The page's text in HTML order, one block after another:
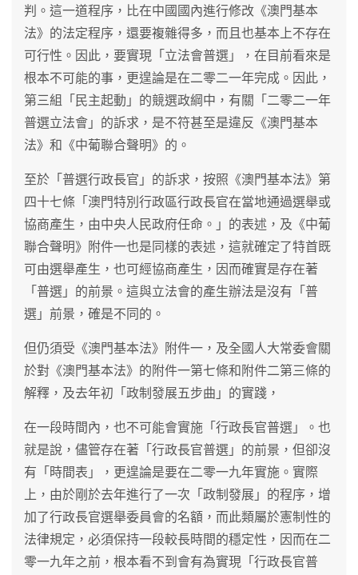
判。這一道程序，比在中國國內進行修改《澳門基本
法》的法定程序，還要複雜得多，而且也基本上不存在
可行性。因此，要實現「立法會普選」，在目前看來是
根本不可能的事，更遑論是在二零二一年完成。因此，
第三組「民主起動」的競選政綱中，有關「二零二一年
普選立法會」的訴求，是不符甚至是違反《澳門基本
法》和《中葡聯合聲明》的。
至於「普選行政長官」的訴求，按照《澳門基本法》第
四十七條「澳門特別行政區行政長官在當地通過選舉或
協商產生，由中央人民政府任命。」的表述，及《中葡
聯合聲明》附件一也是同樣的表述，這就確定了特首既
可由選舉產生，也可經協商產生，因而確實是存在著
「普選」的前景。這與立法會的產生辦法是沒有「普
選」前景，確是不同的。
但仍須受《澳門基本法》附件一，及全國人大常委會關
於對《澳門基本法》的附件一第七條和附件二第三條的
解釋，及去年初「政制發展五步曲」的實踐，
在一段時間內，也不可能會實施「行政長官普選」。也
就是說，儘管存在著「行政長官普選」的前景，但卻沒
有「時間表」，更遑論是要在二零一九年實施。實際
上，由於剛於去年進行了一次「政制發展」的程序，增
加了行政長官選舉委員會的名額，而此類屬於憲制性的
法律規定，必須保持一段較長時間的穩定性，因而在二
零一九年之前，根本看不到會有為實現「行政長官普